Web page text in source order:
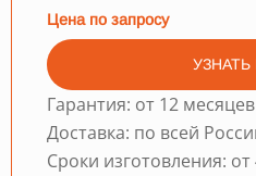
Цена по запросу
УЗНАТЬ
Гарантия: от 12 месяцев
Доставка: по всей
Сроки изготовления: